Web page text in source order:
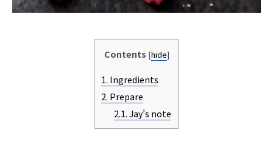
Contents [hide]
1. Ingredients
2. Prepare
2.1.Jay’s note